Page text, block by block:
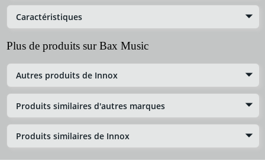
Caractéristiques
Plus de produits sur Bax Music
Autres produits de Innox
Produits similaires d'autres marques
Produits similaires de Innox